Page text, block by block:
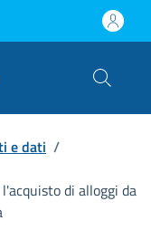
e dati /
di alloggi da